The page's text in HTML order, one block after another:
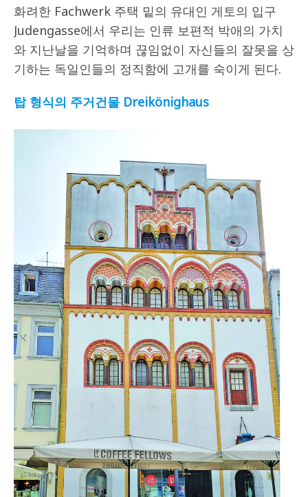
화려한 Fachwerk 주택 밑의 유대인 게토의 입구
Judengasse에서 우리는 인류 보편적 박애의 가치
와 지난날을 기억하며 끊임없이 자신들의 잘못을 상
기하는 독일인들의 정직함에 고개를 숙이게 된다.
탑 형식의 주거건물 Dreikönighaus